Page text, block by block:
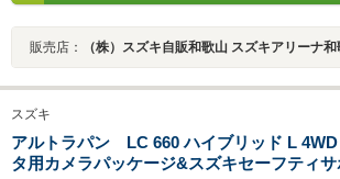
販売店： （株）スズキ自販和歌山 スズキアリーナ和歌山西（本
スズキ
アルトラパン LC 660 ハイブリッド L
タ用カメラパッケージ&スズキセーフティサ